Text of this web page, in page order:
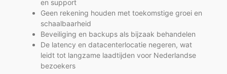
en support
Geen rekening houden met toekomstige groei en
schaalbaarheid
Beveiliging en backups als bijzaak behandelen
De latency en datacenterlocatie negeren, wat
leidt tot langzame laadtijden voor Nederlandse
bezoekers